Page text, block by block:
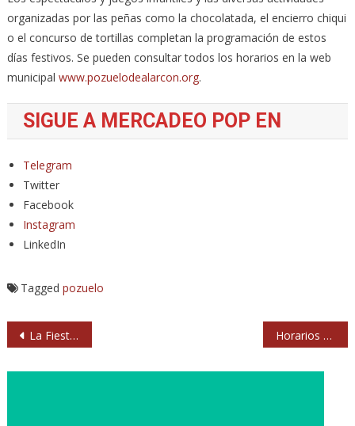
organizadas por las peñas como la chocolatada, el encierro chiqui
o el concurso de tortillas completan la programación de estos
días festivos. Se pueden consultar todos los horarios en la web
municipal www.pozuelodealarcon.org.
SIGUE A MERCADEO POP EN
Telegram
Twitter
Facebook
Instagram
LinkedIn
Tagged pozuelo
Navegación
La Fiesta del PCE 2022 vuelve a Rivas Horarios del Tsunami Xixón 2022